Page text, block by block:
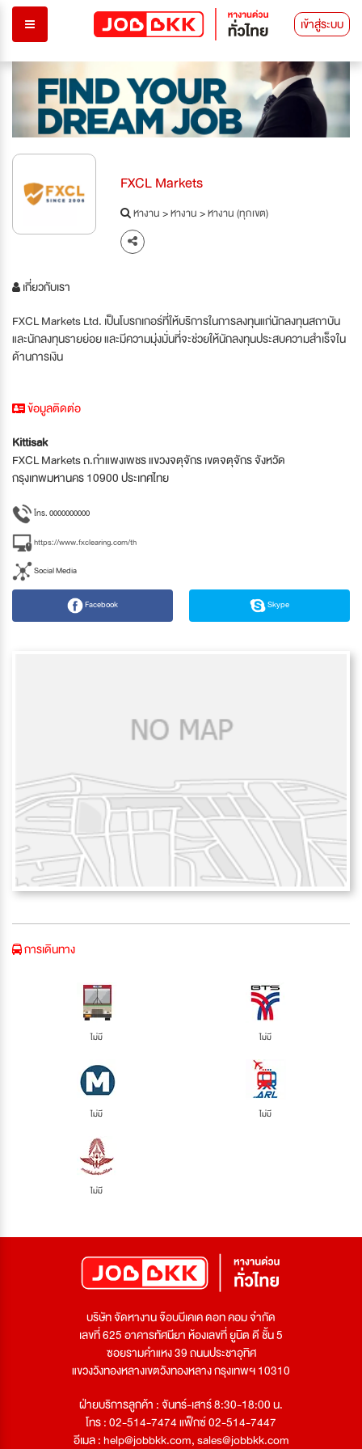
เข้าสู่ระบบ
FXCL Markets
หางาน>หางาน>หางาน (ทุกเขต)
เกี่ยวกับเรา
FXCL Markets Ltd. เป็นโบรกเกอร์ที่ให้บริการในการลงทุนแก่นักลงทุนสถาบัน
และนักลงทุนรายย่อย และมีความมุ่งมั่นที่จะช่วยให้นักลงทุนประสบความสำเร็จใน
ด้านการเงิน
ข้อมูลติดต่อ
Kittisak
FXCL Markets ถ.กำแพงเพชร แขวงจตุจักร เขตจตุจักร จังหวัด
กรุงเทพมหานคร 10900 ประเทศไทย
โทร. 0000000000
https://www.fxclearing.com/th
Social Media
Facebook Skype
การเดินทาง
ไม่มี ไม่มี
ไม่มี ไม่มี
ไม่มี
บริษัท จัดหางาน จ๊อบบีเคเค ดอท คอม จำกัด
เลขที่ 625 อาคารทัศนียา ห้องเลขที่ ยูนิต ดี ชั้น 5
ซอยรามคำแหง 39 ถนนประชาอุทิศ
แขวงวังทองหลางเขตวังทองหลาง กรุงเทพฯ 10310
ฝ่ายบริการลูกค้า : จันทร์-เสาร์ 8:30-18:00 น.
โทร : 02-514-7474 แฟ็กซ์ 02-514-7447
อีเมล :help@jobbkk.com,sales@jobbkk.com